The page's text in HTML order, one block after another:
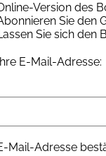
Version des
Sie den
Sie sich den
Ihre E-Mail-Adresse:
Mail-Adresse